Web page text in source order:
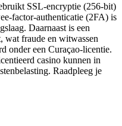
SSL-encryptie (256-bit)
factor-authenticatie (2FA) is
Daarnaast is een
fraude en witwassen
onder een Curaçao-licentie.
casino kunnen in
Raadpleeg je